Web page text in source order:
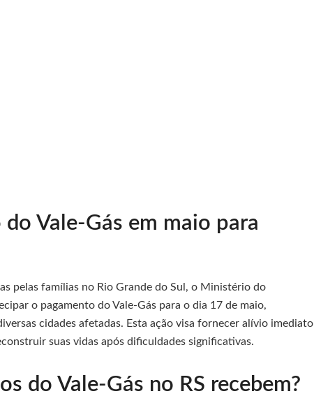
Vale-Gás em maio para
pelas famílias no Rio Grande do Sul, o Ministério do
o pagamento do Vale-Gás para o dia 17 de maio,
cidades afetadas. Esta ação visa fornecer alívio imediato
suas vidas após dificuldades significativas.
do Vale-Gás no RS recebem?